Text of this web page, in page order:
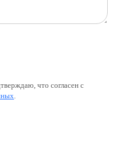
что согласен с
.